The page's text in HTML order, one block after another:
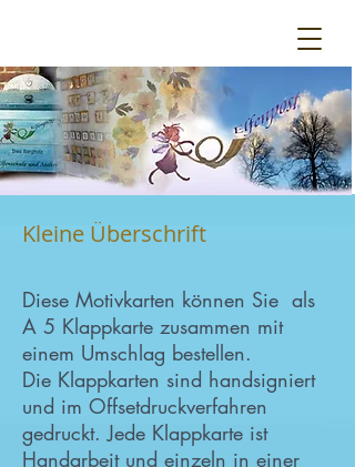
Diese Motivkarten können Sie als
A 5 Klappkarte zusammen mit
einem Umschlag bestellen.
Die Klappkarten sind handsigniert
und im Offsetdruckverfahren
gedruckt. Jede Klappkarte ist
Handarbeit und einzeln in einer
Kleine Überschrift